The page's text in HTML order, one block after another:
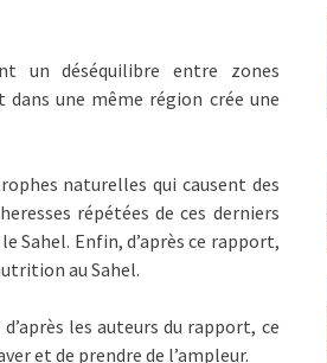
un déséquilibre entre zones
une même région crée une
naturelles qui causent des
répétées de ces derniers
Sahel. Enfin, d’après ce rapport,
au Sahel.
les auteurs du rapport, ce
et de prendre de l’ampleur.